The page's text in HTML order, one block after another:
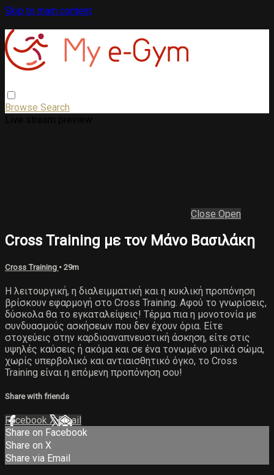
Skip to main content
Browse Search
Close Open
Cross Training με τον Μάνο Βασιλάκη
Cross Training • 29m
Η λειτουργική, η διαλειμματική και η κυκλική προπόνηση
βρίσκουν εφαρμογή στο Cross Training. Αφού το γνωρίσεις,
δύσκολα θα το εγκαταλείψεις! Τέρμα πια η μονοτονία με
συνδυασμούς ασκήσεων που δεν έχουν όρια. Είτε
στοχεύεις στην καρδιοαναπνευστική άσκηση, είτε στις
υψηλές καύσεις ή ακόμα και σε ένα τονωμένο μυϊκά σώμα,
χωρίς υπερβολικό και αντιαισθητικό όγκο, το Cross
Training είναι η επόμενη προπόνηση σου!
Share with friends
Facebook XEmail
Share on Facebook
Share on X
Share via Email